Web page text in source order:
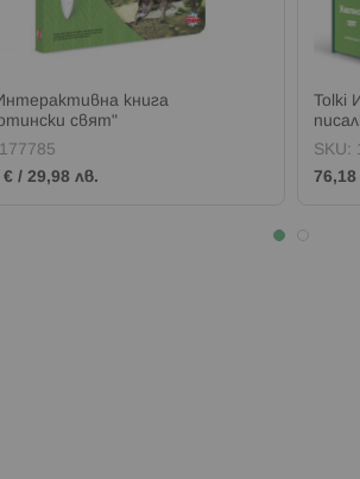
книга
свят"
177785
€ / 29,98 лв.
Tolki
SKU:
76,18